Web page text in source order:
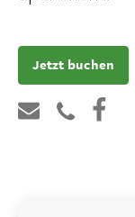
Jetzt buchen